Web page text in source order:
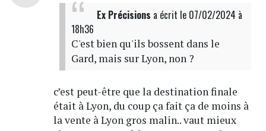
Ex Précisions a écrit le 07/02/2024 à
18h36
C'est bien qu'ils bossent dans le
Gard, mais sur Lyon, non ?
c’est peut-être que la destination finale
était à Lyon, du coup ça fait ça de moins à
la vente à Lyon gros malin.. vaut mieux